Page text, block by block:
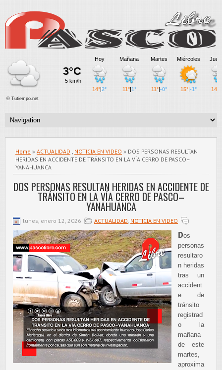
Home » ACTUALIDAD , NOTICIA EN VIDEO » DOS PERSONAS RESULTAN
HERIDAS EN ACCIDENTE DE TRÁNSITO EN LA VÍA CERRO DE PASCO–
YANAHUANCA
DOS PERSONAS RESULTAN HERIDAS EN ACCIDENTE DE
TRÁNSITO EN LA VÍA CERRO DE PASCO–
YANAHUANCA
lunes, enero 12, 2026 ACTUALIDAD, NOTICIA EN VIDEO
Dos
personas
resultaro
n heridas
tras un
accident
e de
tránsito
registrad
o la
mañana
de este
martes,
aproxima